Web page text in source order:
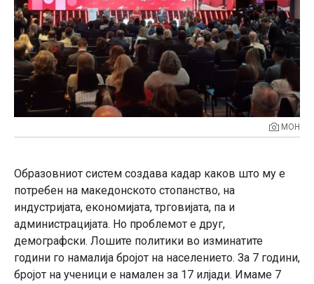
МОН
Образовниот систем создава кадар каков што му е
потребен на македонското стопанство, на
индустријата, економијата, трговијата, па и
администрацијата. Но проблемот е друг,
демографски. Лошите политики во изминатите
години го намалија бројот на населението. За 7 години,
бројот на ученици е намален за 17 илјади. Имаме 7